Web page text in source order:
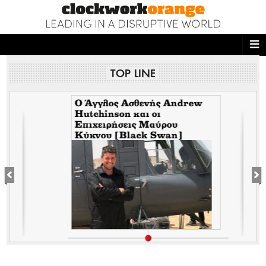
NEWS DESK
THE ONES WHO DO
MAGAZINE
TOP LINE
Ο Άγγλος Ασθενής Andrew
Hutchinson και οι
Επιχειρήσεις Μαύρου
Κύκνου [Black Swan]